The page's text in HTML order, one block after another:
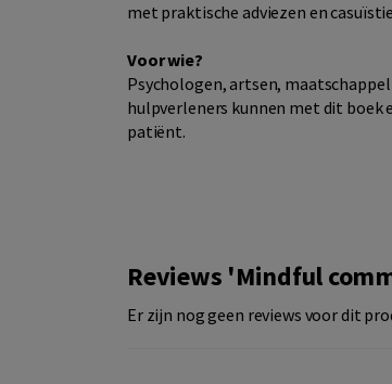
met praktische adviezen en
Voor wie?
Psychologen, artsen,
hulpverleners kunnen met dit boek
patiënt.
Reviews 'Mindful
Er zijn nog geen reviews voor dit